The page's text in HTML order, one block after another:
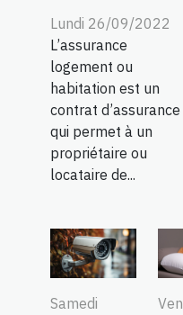
Lundi 26/09/2022
L’assurance
logement ou
habitation est un
contrat d’assurance
qui permet à un
propriétaire ou
locataire de...
Samedi